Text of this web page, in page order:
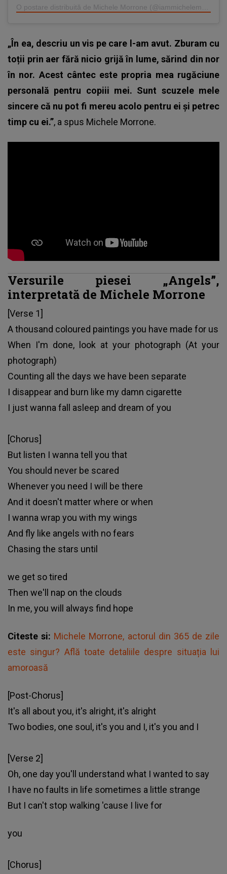
„În ea, descriu un vis pe care l-am avut. Zburam cu
toții prin aer fără nicio grijă în lume, sărind din nor
în nor. Acest cântec este propria mea rugăciune
personală pentru copiii mei. Sunt scuzele mele
sincere că nu pot fi mereu acolo pentru ei și petrec
timp cu ei.”, a spus Michele Morrone.
Versurile piesei „Angels”,
interpretată de Michele Morrone
[Verse 1]
A thousand coloured paintings you have made for us
When I'm done, look at your photograph (At your
photograph)
Counting all the days we have been separate
I disappear and burn like my damn cigarette
I just wanna fall asleep and dream of you
[Chorus]
But listen I wanna tell you that
You should never be scared
Whenever you need I will be there
And it doesn't matter where or when
I wanna wrap you with my wings
And fly like angels with no fears
Chasing the stars until
we get so tired
Then we'll nap on the clouds
In mе, you will always find hope
Citeste si: Michele Morrone, actorul din 365 de zile
este singur? Află toate detaliile despre situația lui
amoroasă
[Post-Chorus]
It's all about you, it's alright, it's alright
Two bodies, one soul, it's you and I, it's you and I
[Verse 2]
Oh, onе day you'll understand what I wanted to say
I have no faults in life sometimes a little strange
But I can't stop walking 'cause I live for
you
[Chorus]